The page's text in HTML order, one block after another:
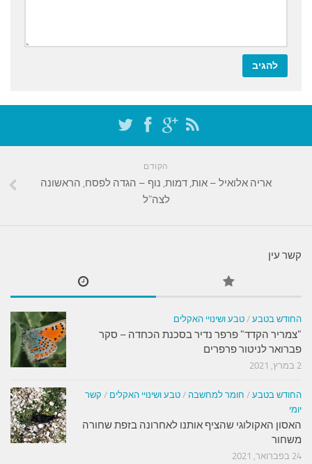
הקודם
אריה אלואיל – אות, דמות, נוף – הגדה לפסח, הראשונה
לצה"ל
קשר עין
החודש בטבע / טבע ושינויי האקלים
"צמריר הקדד" פרפר נדיר בסכנת הכחדה – סקר
פברואר לניטור פרפרים
2 במרץ, 2021
החודש בטבע / חומר למחשבה / טבע ושינויי האקלים / קשר
יומי
האסון האקולוגי שהציף אותנו לאחרונה בזפת שחורה
משחור
24 בפברואר, 2021